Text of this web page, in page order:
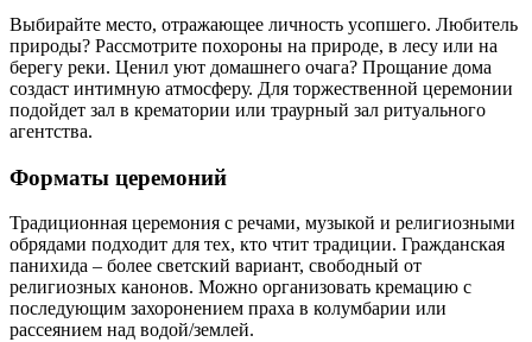
Выбирайте место, отражающее личность усопшего. Любитель
природы? Рассмотрите похороны на природе, в лесу или на
берегу реки. Ценил уют домашнего очага? Прощание дома
создаст интимную атмосферу. Для торжественной церемонии
подойдет зал в крематории или траурный зал ритуального
агентства.
Форматы церемоний
Традиционная церемония с речами, музыкой и религиозными
обрядами подходит для тех, кто чтит традиции. Гражданская
панихида – более светский вариант, свободный от
религиозных канонов. Можно организовать кремацию с
последующим захоронением праха в колумбарии или
рассеянием над водой/землей.